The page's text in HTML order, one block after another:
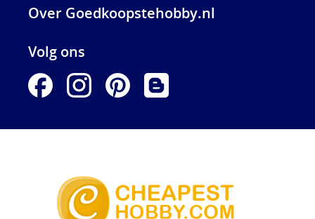
Over Goedkoopstehobby.nl
Volg ons